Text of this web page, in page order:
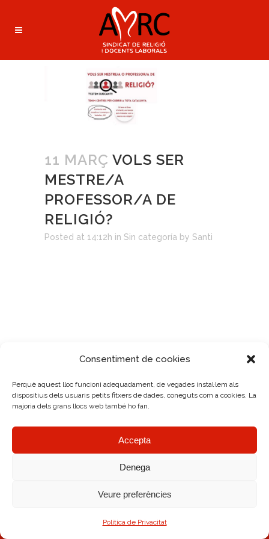
Consentiment de cookies
Perquè aquest lloc funcioni adequadament, de vegades instal·lem als
dispositius dels usuaris petits fitxers de dades, coneguts com a cookies. La
majoria dels grans llocs web també ho fan.
Accepta
Denega
Veure preferències
Política de Privacitat
11 MARÇ VOLS SER
MESTRE/A
PROFESSOR/A DE
RELIGIÓ?
Posted at 14:12h in Sin categoría by Santi
Diseño Web